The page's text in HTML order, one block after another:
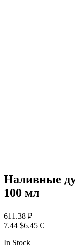
Наливные
100 мл
611.38 ₽
7.44 $6.45 €
In Stock